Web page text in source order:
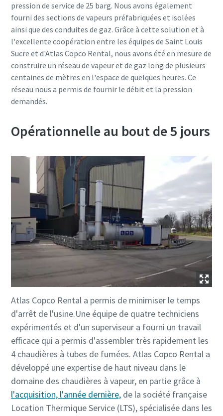
pression de service de 25 barg. Nous avons également
fourni des sections de vapeurs préfabriquées et isolées
ainsi que des conduites de gaz. Grâce à cette solution et à
l'excellente coopération entre les équipes de Saint Louis
Sucre et d'Atlas Copco Rental, nous avons été en mesure de
construire un réseau de vapeur et de gaz long de plusieurs
centaines de mètres en l'espace de quelques heures. Ce
réseau nous a permis de fournir le débit et la pression
demandés.
Opérationnelle au bout de 5 jours
Atlas Copco Rental a permis de minimiser le temps
d'arrêt de l'usine.Une équipe de quatre techniciens
expérimentés et d'un superviseur a fourni un travail
efficace qui a permis d'assembler très rapidement les
4 chaudières à tubes de fumées. Atlas Copco Rental a
développé une expertise de haut niveau dans le
domaine des chaudières à vapeur, en partie grâce à
l'acquisition, l'année dernière,de la société française
Location Thermique Service (LTS), spécialisée dans les